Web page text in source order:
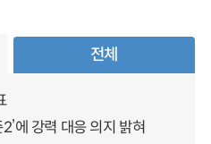
전체
에 강력 대응 의지 밝혀